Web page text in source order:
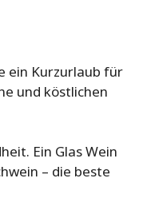
ein Kurzurlaub für
und köstlichen
Ein Glas Wein
– die beste